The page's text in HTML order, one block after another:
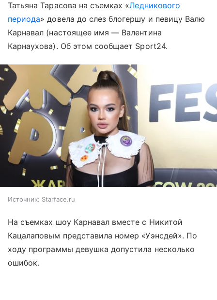
Татьяна Тарасова на съемках «Ледникового
периода» довела до слез блогершу и певицу Валю
Карнавал (настоящее имя — Валентина
Карнаухова). Об этом сообщает Sport24.
Источник: Starface.ru
На съемках шоу Карнавал вместе с Никитой
Кацалаповым представила номер «Уэнсдей». По
ходу программы девушка допустила несколько
ошибок.